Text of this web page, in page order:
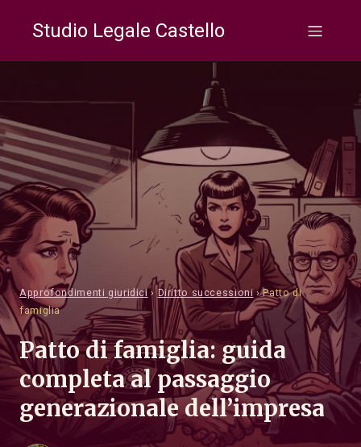
Studio Legale Castello
Approfondimenti giuridici› Diritto successioni›Patto di
famiglia
Patto di famiglia: guida
completa al passaggio
generazionale dell’impresa